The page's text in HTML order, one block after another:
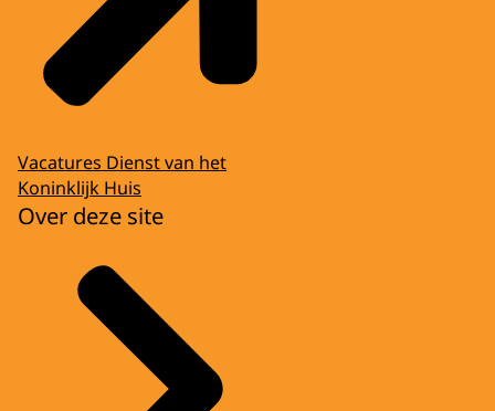
Vacatures Dienst van het
Koninklijk Huis
Over deze site